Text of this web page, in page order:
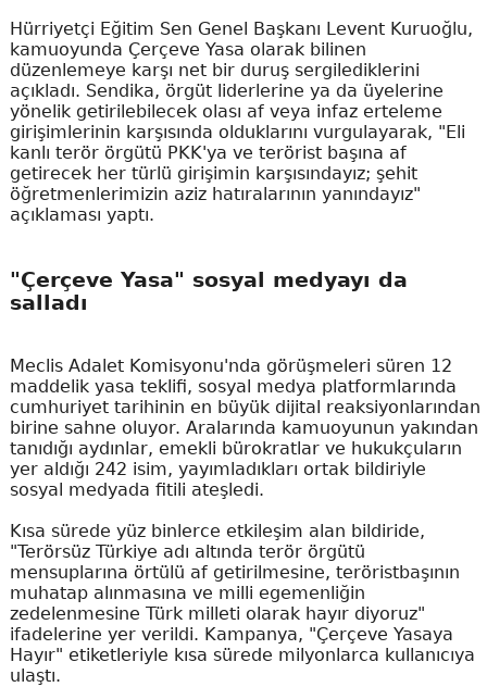
Hürriyetçi Eğitim Sen Genel Başkanı Levent Kuruoğlu,
kamuoyunda Çerçeve Yasa olarak bilinen
düzenlemeye karşı net bir duruş sergilediklerini
açıkladı. Sendika, örgüt liderlerine ya da üyelerine
yönelik getirilebilecek olası af veya infaz erteleme
girişimlerinin karşısında olduklarını vurgulayarak, "Eli
kanlı terör örgütü PKK'ya ve terörist başına af
getirecek her türlü girişimin karşısındayız; şehit
öğretmenlerimizin aziz hatıralarının yanındayız"
açıklaması yaptı.
"Çerçeve Yasa" sosyal medyayı da
salladı
Meclis Adalet Komisyonu'nda görüşmeleri süren 12
maddelik yasa teklifi, sosyal medya platformlarında
cumhuriyet tarihinin en büyük dijital reaksiyonlarından
birine sahne oluyor. Aralarında kamuoyunun yakından
tanıdığı aydınlar, emekli bürokratlar ve hukukçuların
yer aldığı 242 isim, yayımladıkları ortak bildiriyle
sosyal medyada fitili ateşledi.
Kısa sürede yüz binlerce etkileşim alan bildiride,
"Terörsüz Türkiye adı altında terör örgütü
mensuplarına örtülü af getirilmesine, teröristbaşının
muhatap alınmasına ve milli egemenliğin
zedelenmesine Türk milleti olarak hayır diyoruz"
ifadelerine yer verildi. Kampanya, "Çerçeve Yasaya
Hayır" etiketleriyle kısa sürede milyonlarca kullanıcıya
ulaştı.